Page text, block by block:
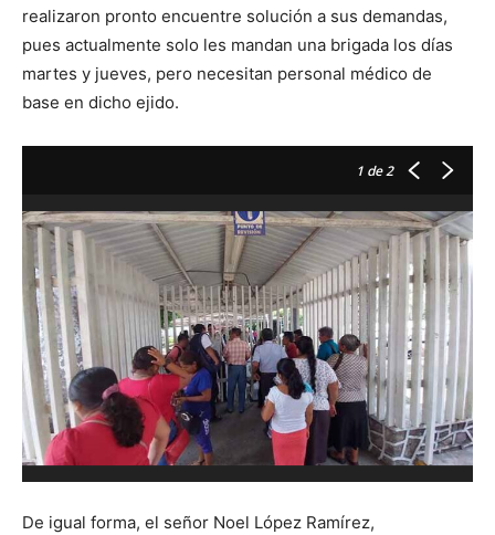
realizaron pronto encuentre solución a sus demandas,
pues actualmente solo les mandan una brigada los días
martes y jueves, pero necesitan personal médico de
base en dicho ejido.
1 de 2
De igual forma, el señor Noel López Ramírez,